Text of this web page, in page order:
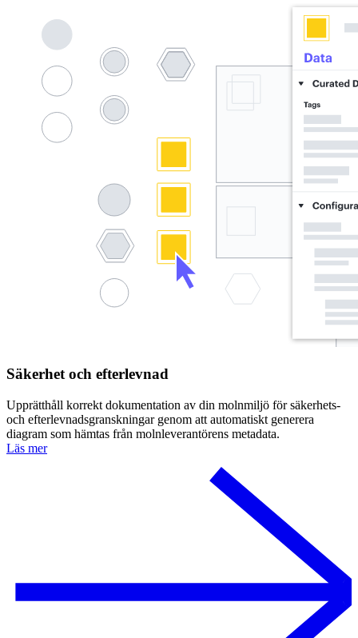
Säkerhet och efterlevnad
Upprätthåll korrekt dokumentation av din molnmiljö för säkerhets-
och efterlevnadsgranskningar genom att automatiskt generera
diagram som hämtas från molnleverantörens metadata.
Läs mer